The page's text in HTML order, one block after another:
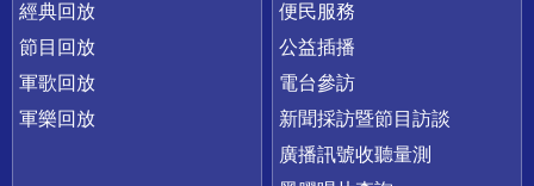
經典回放
節目回放
軍歌回放
軍樂回放
便民服務
公益插播
電台參訪
新聞採訪暨節目訪談
廣播訊號收聽量測